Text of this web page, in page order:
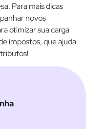
Para mais dicas
novos
otimizar sua carga
impostos, que ajuda